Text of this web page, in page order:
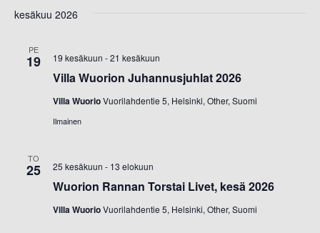
kesäkuu 2026
PE
19
Villa Wuorion Juhannusjuhlat 2026
19 kesäkuun -21 kesäkuun
Villa WuorioVuorilahdentie 5, Helsinki, Other, Suomi
Ilmainen
TO
25
Wuorion Rannan Torstai Livet, kesä 2026
25 kesäkuun - 13 elokuun
Villa WuorioVuorilahdentie 5, Helsinki, Other, Suomi